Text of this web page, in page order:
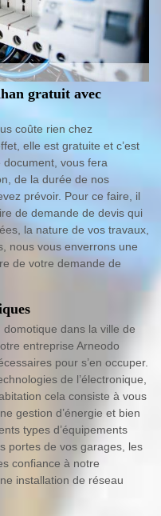
gratuit avec
coûte rien chez
elle est gratuite et c’est
vous fera
de la durée de nos
prévoir. Pour ce faire, il
de demande de devis qui
la nature de vos travaux,
nous vous enverrons une
de votre demande de
dans la ville de
entreprise Arneodo
pour s’en occuper.
de l’électronique,
cela consiste à vous
gestion d’énergie et bien
types d’équipements
portes de vos garages, les
confiance à notre
installation de réseau